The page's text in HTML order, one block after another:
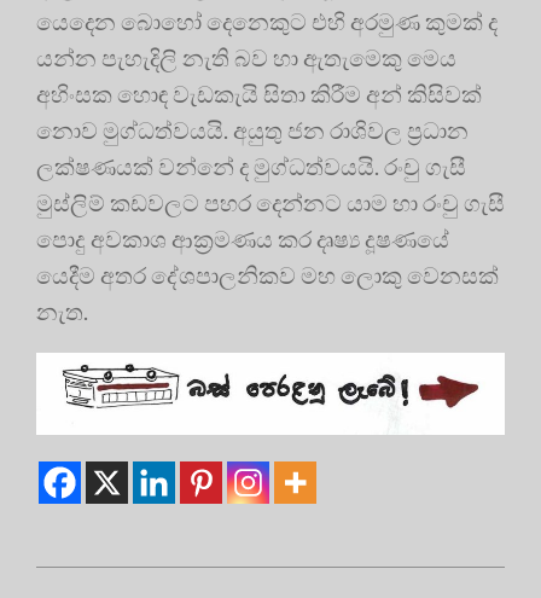
යෙදෙන බොහෝ දෙනෙකුට එහි අරමුණ කුමක් ද
යන්න පැහැදිලි නැති බව හා ඇතැමෙකු මෙය
අහිංසක හොඳ වැඩකැයි සිතා කිරීම අන් කිසිවක්
නොව මුග්ධත්වයයි. අයුතු ජන රාශිවල ප්‍රධාන
ලක්ෂණයක් වන්නේ ද මුග්ධත්වයයි. රංචු ගැසී
මුස්ලිම් කඩවලට පහර දෙන්නට යාම හා රංචු ගැසී
පොදු අවකාශ ආක්‍රමණය කර දෘෂ්‍ය දූෂණයේ
යෙදීම අතර දේශපාලනිකව මහ ලොකු වෙනසක්
නැත.